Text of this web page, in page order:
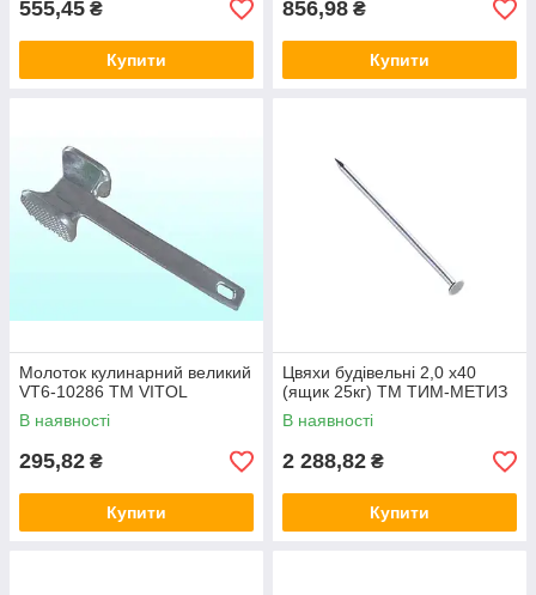
555,45 ₴
Купити
856,98 ₴
Купити
Молоток кулинарний великий
VT6-10286 ТМ VITOL
В наявності
295,82 ₴
Купити
Цвяхи будівельні 2,0 х40
(ящик 25кг) ТМ ТИМ-МЕТИЗ
В наявності
2 288,82 ₴
Купити